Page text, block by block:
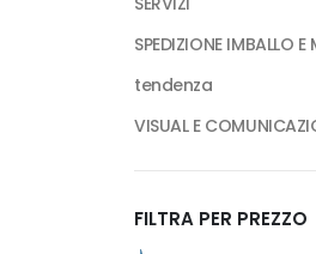
SPEDIZIONE IMBALLO
tendenza
VISUAL E
FILTRA PER PREZZO